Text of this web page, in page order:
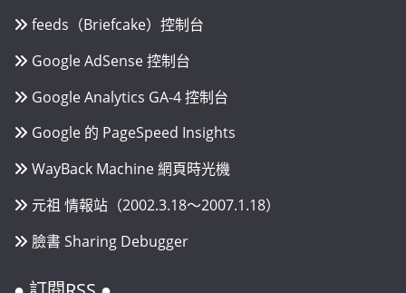
feeds（Briefcake）控制台
Google AdSense 控制台
Google Analytics GA-4 控制台
Google 的 PageSpeed Insights
WayBack Machine 網頁時光機
元祖 情報站（2002.3.18～2007.1.18）
臉書 Sharing Debugger